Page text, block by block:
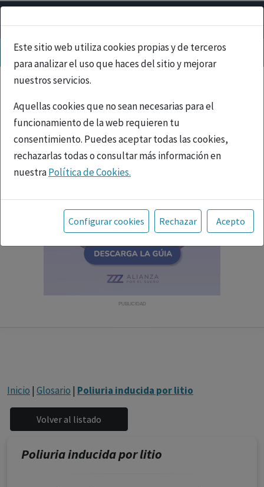
Este sitio web utiliza cookies propias y de terceros
para analizar el uso que haces del sitio y mejorar
nuestros servicios.
Aquellas cookies que no sean necesarias para el
funcionamiento de la web requieren tu
consentimiento. Puedes aceptar todas las cookies,
rechazarlas todas o consultar más información en
nuestraPolítica de Cookies.
Toda la información incluida en la Página Web está
referida a productos del mercado español y, por
tanto, dirigida a profesionales sanitarios legalmente
facultados para prescribir o dispensar medicamentos
con ejercicio profesional. La información técnica de los
fármacos se facilita a título meramente informativo,
Configurar cookies Rechazar Acepto
PUBLICIDAD
Inicio | Glosario | Poliuria inducida por litio
Poliuria inducida por litio